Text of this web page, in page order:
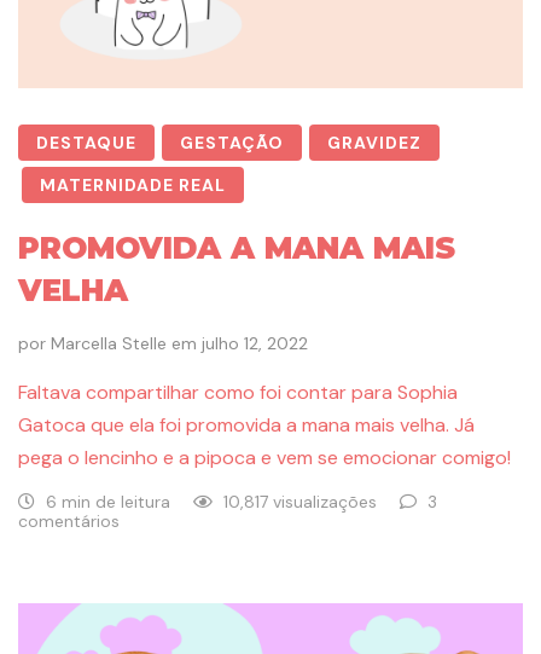
DESTAQUE GESTAÇÃO
GRAVIDEZ
MATERNIDADE REAL
PROMOVIDA A MANA MAIS
VELHA
por Marcella Stelle em julho 12, 2022
Faltava compartilhar como foi contar para Sophia
Gatoca que ela foi promovida a mana mais velha. Já
pega o lencinho e a pipoca e vem se emocionar comigo!
6 min de leitura 10,817 visualizações
3
comentários